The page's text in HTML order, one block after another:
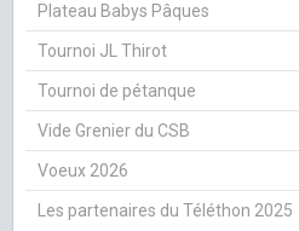
Plateau Babys Pâques
Tournoi JL Thirot
Tournoi de pétanque
Vide Grenier du CSB
Voeux 2026
Les partenaires du Téléthon 2025